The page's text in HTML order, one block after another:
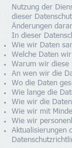
Nutzung der
dieser
Änderungen
In dieser
Wie wir Daten
Welche Daten
Warum wir diese
An wen wir die
Wo die Daten
Wie lange die
Wie wir die
Wie wir mit
Wie wir
Aktualisierungen